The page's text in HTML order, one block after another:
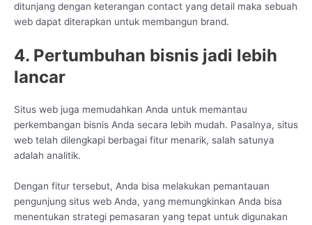
ditunjang dengan keterangan contact yang detail maka sebuah
web dapat diterapkan untuk membangun brand.
4. Pertumbuhan bisnis jadi lebih
lancar
Situs web juga memudahkan Anda untuk memantau
perkembangan bisnis Anda secara lebih mudah. Pasalnya, situs
web telah dilengkapi berbagai fitur menarik, salah satunya
adalah analitik.
Dengan fitur tersebut, Anda bisa melakukan pemantauan
pengunjung situs web Anda, yang memungkinkan Anda bisa
menentukan strategi pemasaran yang tepat untuk digunakan